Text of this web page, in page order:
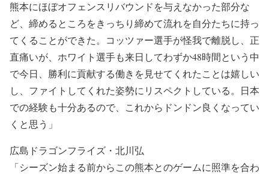
熊本にほぼオフェンスリバウンドを与えなかった部分な
ど、締めるところをきっちり締めて流れを自分たちに持っ
てくることができた。コッツァー選手が怪我で離脱し、正
直痛いが、ホワイト選手も来日してわずか48時間という中
で今日、勝利に貢献する働きを見せてくれたことは嬉しい
し、ファイトしてくれた姿勢にリスペクトしている。日本
での経験も十分あるので、これからドンドン良くなってい
くと思う」
広島ドラゴンフライズ・北川弘
「シーズン始まる前からこの熊本とのゲームに照準を合わ